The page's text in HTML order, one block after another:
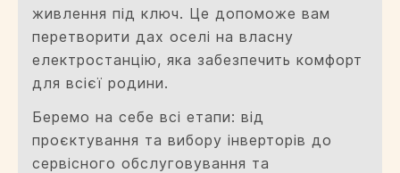
живлення під ключ. Це допоможе вам
перетворити дах оселі на власну
електростанцію, яка забезпечить комфорт
для всієї родини.
Беремо на себе всі етапи: від
проєктування та вибору інверторів до
сервісного обслуговування та
Залишити заявку